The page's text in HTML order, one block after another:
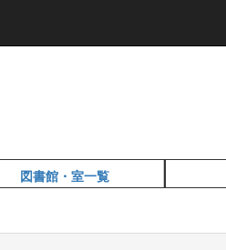
図書館・室一覧